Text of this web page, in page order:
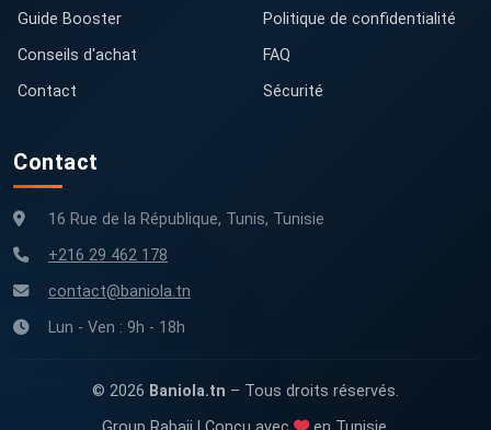
Guide Booster
Conseils d'achat
Contact
Politique de confidentialité
FAQ
Sécurité
Contact
16 Rue de la République, Tunis, Tunisie
+216 29 462 178
contact@baniola.tn
Lun - Ven : 9h - 18h
© 2026 Baniola.tn – Tous droits réservés.